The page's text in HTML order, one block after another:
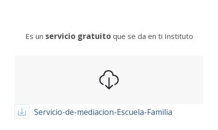
Es un servicio gratuito que se da en ti Instituto
Servicio-de-mediacion-Escuela-Familia